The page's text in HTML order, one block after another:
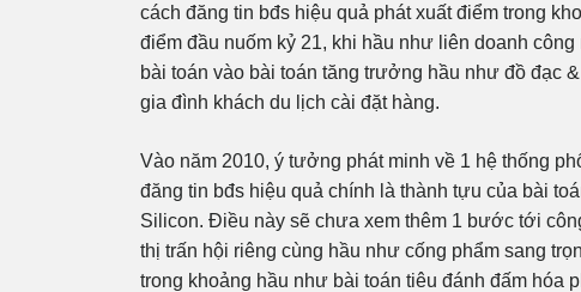
cách đăng tin bđs hiệu quả phát xuất điểm trong
điểm đầu nuốm kỷ 21, khi hầu như liên doanh
bài toán vào bài toán tăng trưởng hầu như đồ đạc
gia đình khách du lịch cài đặt hàng.
Vào năm 2010, ý tưởng phát minh về 1 hệ thống
đăng tin bđs hiệu quả chính là thành tựu của bài
Silicon. Điều này sẽ chưa xem thêm 1 bước tới
thị trấn hội riêng cùng hầu như cống phẩm sang
trong khoảng hầu như bài toán tiêu đánh đấm hóa